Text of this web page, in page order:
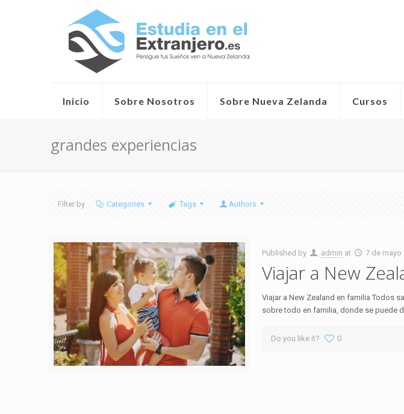
Inicio Sobre Nosotros Sobre Nueva Zelanda Cursos
grandes experiencias
Filter by Categories Tags Authors
Published by admin at 7 de mayo
Viajar a New
Viajar a New Zealand en familia Todos
sobre todo en familia, donde se puede
Do you like it? 0